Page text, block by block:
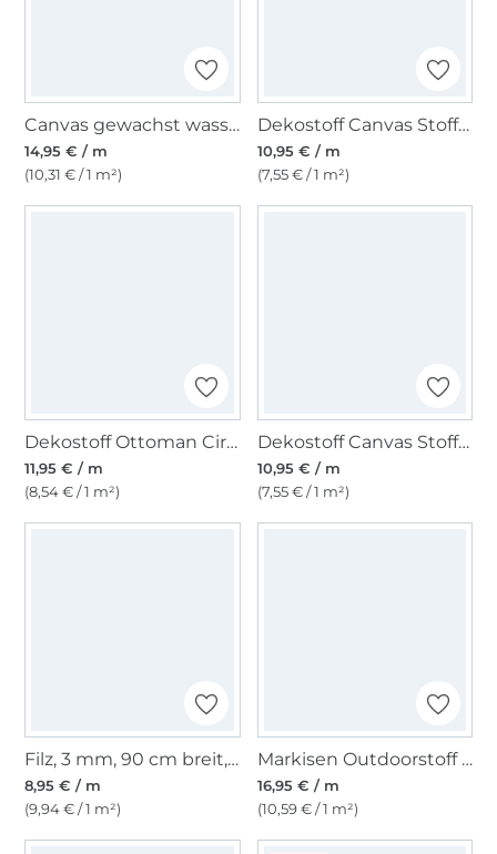
Canvas gewachst wasserabweisend, jeansblau
14,95 € / m
(10,31 € / 1 m²)
Dekostoff Canvas Stoff uni, altrosé
10,95 € / m
(7,55 € / 1 m²)
Dekostoff Ottoman Circle Style, grün
11,95 € / m
(8,54 € / 1 m²)
Dekostoff Canvas Stoff uni, gelb
10,95 € / m
(7,55 € / 1 m²)
Filz, 3 mm, 90 cm breit, dunkelgrün
8,95 € / m
(9,94 € / 1 m²)
Markisen Outdoorstoff hellgrau, 160 cm
16,95 € / m
(10,59 € / 1 m²)